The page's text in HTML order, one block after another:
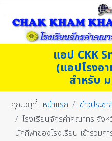
แอป CKK
(แอปโรงอ
สำหรับ
คุณอยู่ที่: หน้าแรก ข่าวประช
โรงเรียนจักรคำคณาทร จัง
นักกีฬาของโรงเรียน เข้าร่วม